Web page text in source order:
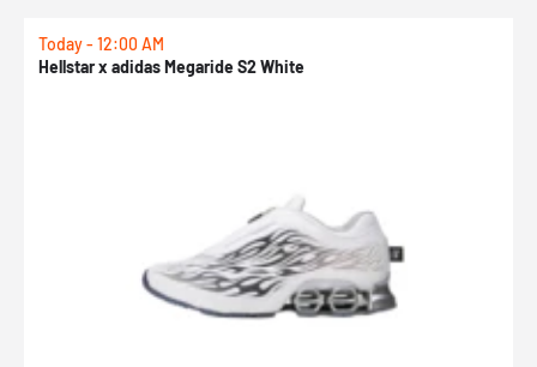
Today - 12:00 AM
Hellstar x adidas Megaride S2 White